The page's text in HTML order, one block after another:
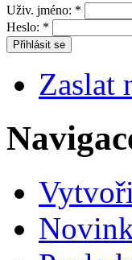
Uživ. jméno: *
Heslo: *
Zaslat